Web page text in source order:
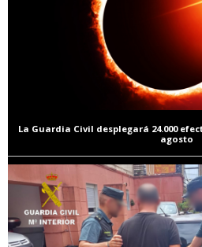
La Guardia Civil desplegará 24.000
agosto